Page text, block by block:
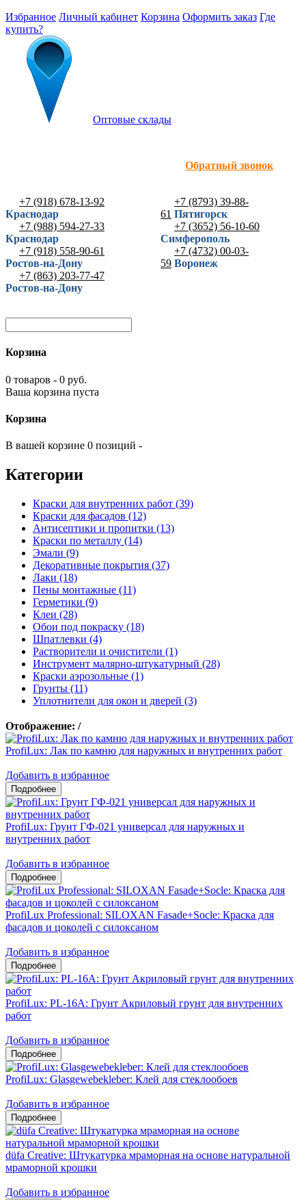
Избранное Личный кабинет Корзина Оформить заказ Где
купить?
Оптовые склады
Обратный звонок
+7 (918) 678-13-92
Краснодар
+7 (988) 594-27-33
Краснодар
+7 (918) 558-90-61
Ростов-на-Дону
+7 (863) 203-77-47
Ростов-на-Дону
+7 (8793) 39-88-
61 Пятигорск
+7 (3652) 56-10-60
Симферополь
+7 (4732) 00-03-
59 Воронеж
Корзина
0 товаров - 0 руб.
Ваша корзина пуста
Корзина
В вашей корзине 0 позиций -
Категории
Краски для внутренних работ (39)
Краски для фасадов (12)
Антисептики и пропитки (13)
Краски по металлу (14)
Эмали (9)
Декоративные покрытия (37)
Лаки (18)
Пены монтажные (11)
Герметики (9)
Клеи (28)
Обои под покраску (18)
Шпатлевки (4)
Растворители и очистители (1)
Инструмент малярно-штукатурный (28)
Краски аэрозольные (1)
Грунты (11)
Уплотнители для окон и дверей (3)
Отображение: /
ProfiLux: Лак по камню для наружных и внутренних работ
Добавить в избранное
ProfiLux: Грунт ГФ-021 универсал для наружных и
внутренних работ
Добавить в избранное
ProfiLux Professional: SILOXAN Fasade+Socle: Краска для
фасадов и цоколей c силоксаном
Добавить в избранное
ProfiLux: PL-16A: Грунт Акриловый грунт для внутренних
работ
Добавить в избранное
ProfiLux: Glasgewebekleber: Клей для стеклообоев
Добавить в избранное
düfa Creative: Штукатурка мраморная на основе натуральной
мраморной крошки
Добавить в избранное